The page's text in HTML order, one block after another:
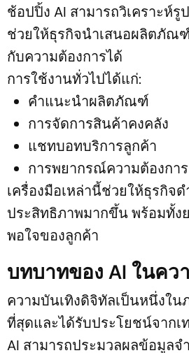
ช้อปปิ้ง AI สามารถวิเคราะห์
ช่วยให้ธุรกิจนำเสนอผลิตภัณ
กับความต้องการได้
การใช้งานทั่วไปได้แก่:
คำแนะนำผลิตภัณฑ์
การจัดการสินค้าคงคลัง
แชทบอทบริการลูกค้า
การพยากรณ์ความต้องการ
เครื่องมือเหล่านี้ช่วยให้ธุรกิจ
ประสิทธิภาพมากขึ้น พร้อมทั้ง
พอใจของลูกค้า
บทบาทของ AI ในคว
ความบันเทิงดิจิทัลเป็นหนึ่งใน
ที่สุดและได้รับประโยชน์จากเ
AI สามารถประมวลผลข้อมูลจ